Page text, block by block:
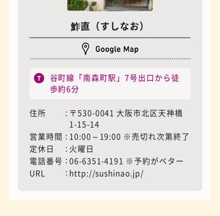
石窯ピザ
鮓直（すしなお）
谷町線「南森町駅」7号出口から徒
歩約6分
住所
〒530-0041 大阪市北区天神橋
1-15-14
営業時間
10:00～19:00 ※売切れ次第終了
定休日
火曜日
電話番号
06-6351-4191 ※予約がベター
URL
http://sushinao.jp/